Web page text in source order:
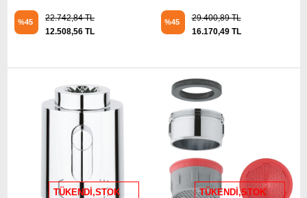
%45
22.742,84 TL
12.508,56 TL
%45
29.400,89 TL
16.170,49 TL
TÜKENDİ,STOK
TÜKENDİ,STOK